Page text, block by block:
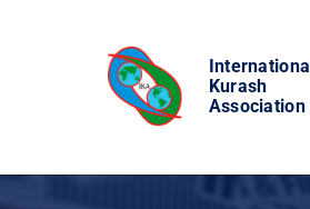
International
Kurash
Association